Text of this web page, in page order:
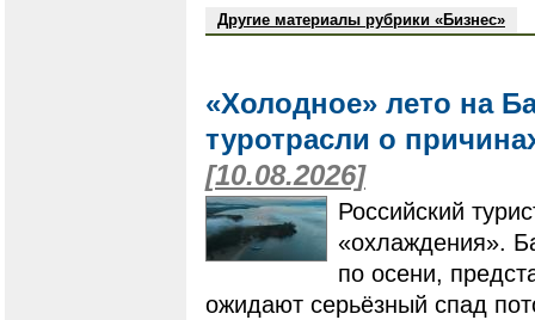
Другие материалы рубрики «Бизнес»
«Холодное» лето на
туротрасли о
[10.08.2026]
Российский
«охлаждения».
по осени,
ожидают серьёзный спад